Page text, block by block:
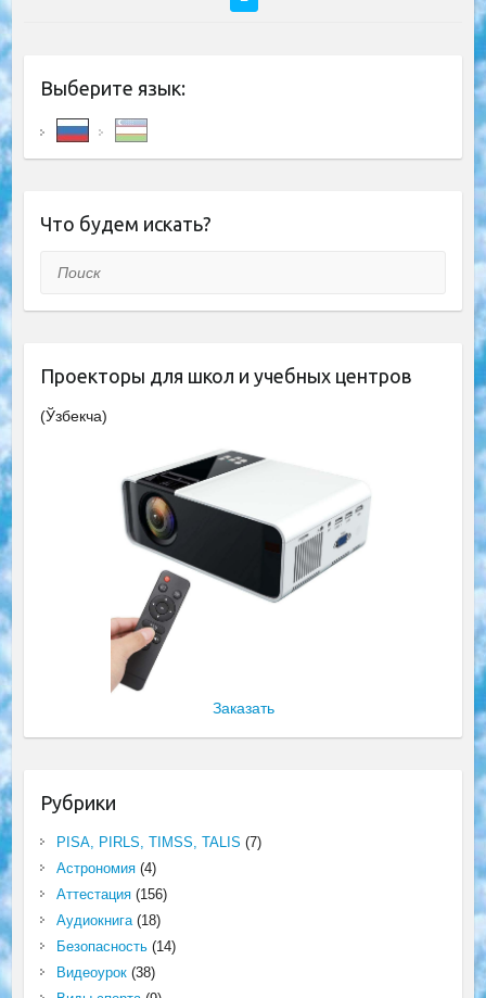
Выберите язык:
Что будем искать?
Поиск
Проекторы для школ и учебных центров
(Ўзбекча)
Заказать
Рубрики
PISA, PIRLS, TIMSS, TALIS (7)
Астрономия(4)
Аттестация(156)
Аудиокнига(18)
Безопасность(14)
Видеоурок(38)